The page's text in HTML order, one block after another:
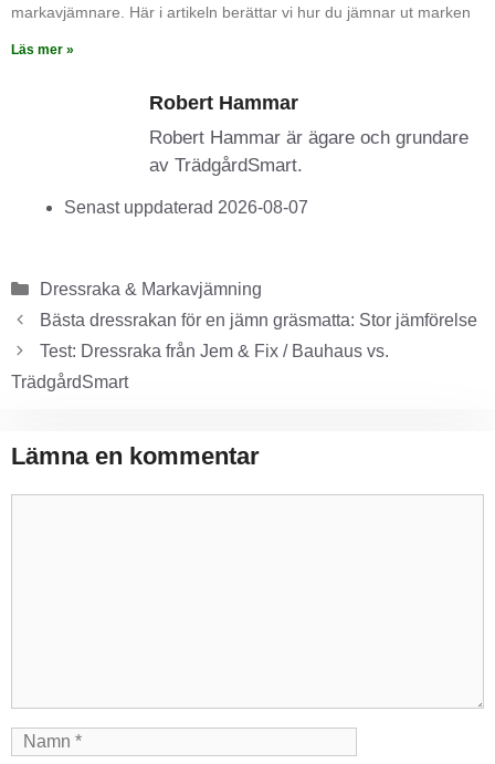
markavjämnare. Här i artikeln berättar vi hur du jämnar ut marken
Läs mer »
Robert Hammar
Robert Hammar är ägare och grundare
av TrädgårdSmart.
Senast uppdaterad 2026-08-07
Dressraka & Markavjämning
Bästa dressrakan för en jämn gräsmatta: Stor jämförelse
Test: Dressraka från Jem & Fix / Bauhaus vs.
TrädgårdSmart
Lämna en kommentar